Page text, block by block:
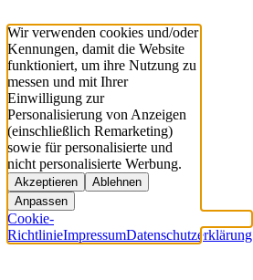
Wir verwenden cookies und/oder
Kennungen, damit die Website
funktioniert, um ihre Nutzung zu
messen und mit Ihrer
Einwilligung zur
Personalisierung von Anzeigen
(einschließlich Remarketing)
sowie für personalisierte und
nicht personalisierte Werbung.
Akzeptieren
Ablehnen
Anpassen
Cookie-
RichtlinieImpressumDatenschutzerklärung